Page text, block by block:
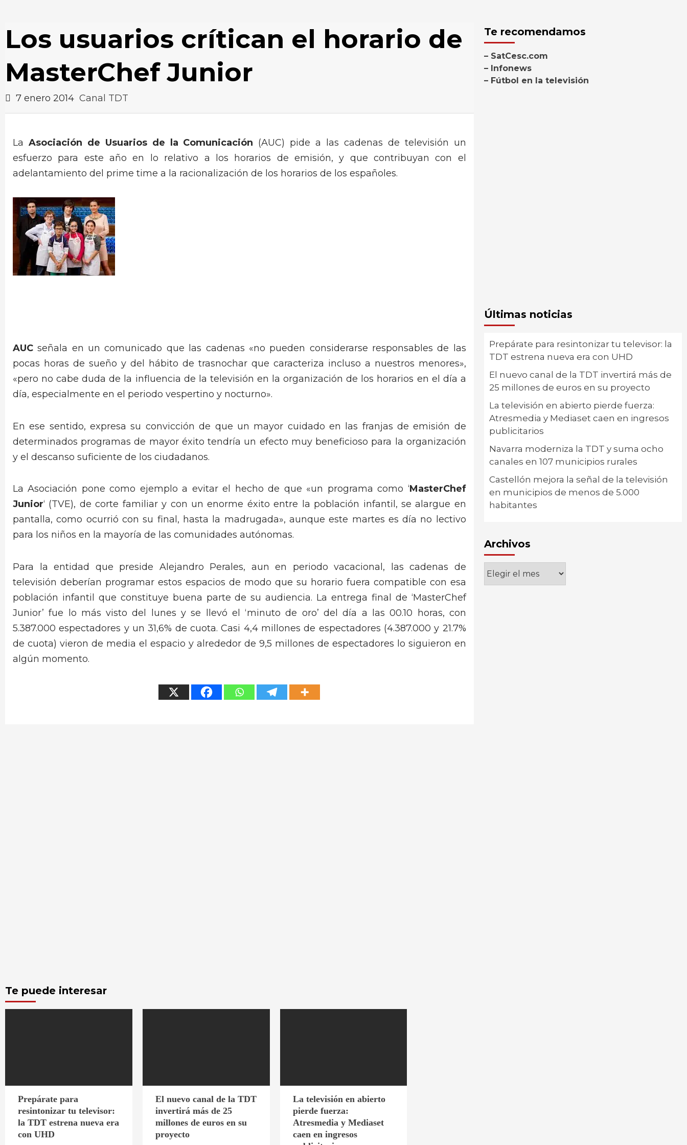
Los usuarios crítican el horario de
MasterChef Junior
7 enero 2014 Canal TDT
La Asociación de Usuarios de la Comunicación (AUC) pide a las cadenas de televisión un
esfuerzo para este año en lo relativo a los horarios de emisión, y que contribuyan con el
adelantamiento del prime time a la racionalización de los horarios de los españoles.
AUC señala en un comunicado que las cadenas «no pueden considerarse responsables de las
pocas horas de sueño y del hábito de trasnochar que caracteriza incluso a nuestros menores»,
«pero no cabe duda de la influencia de la televisión en la organización de los horarios en el día a
día, especialmente en el periodo vespertino y nocturno».
En ese sentido, expresa su convicción de que un mayor cuidado en las franjas de emisión de
determinados programas de mayor éxito tendría un efecto muy beneficioso para la organización
y el descanso suficiente de los ciudadanos.
La Asociación pone como ejemplo a evitar el hecho de que «un programa como ‘MasterChef
Junior‘ (TVE), de corte familiar y con un enorme éxito entre la población infantil, se alargue en
pantalla, como ocurrió con su final, hasta la madrugada», aunque este martes es día no lectivo
para los niños en la mayoría de las comunidades autónomas.
Para la entidad que preside Alejandro Perales, aun en periodo vacacional, las cadenas de
televisión deberían programar estos espacios de modo que su horario fuera compatible con esa
población infantil que constituye buena parte de su audiencia. La entrega final de ‘MasterChef
Junior’ fue lo más visto del lunes y se llevó el ‘minuto de oro’ del día a las 00.10 horas, con
5.387.000 espectadores y un 31,6% de cuota. Casi 4,4 millones de espectadores (4.387.000 y 21.7%
de cuota) vieron de media el espacio y alrededor de 9,5 millones de espectadores lo siguieron en
algún momento.
Te recomendamos
– SatCesc.com
– Infonews
– Fútbol en la televisión
Últimas noticias
Prepárate para resintonizar tu televisor: la
TDT estrena nueva era con UHD
El nuevo canal de la TDT invertirá más de
25 millones de euros en su proyecto
La televisión en abierto pierde fuerza:
Atresmedia y Mediaset caen en ingresos
publicitarios
Navarra moderniza la TDT y suma ocho
canales en 107 municipios rurales
Castellón mejora la señal de la televisión
en municipios de menos de 5.000
habitantes
Archivos
Archivos
Te puede interesar
Prepárate para
resintonizar tu televisor:
la TDT estrena nueva era
con UHD
El nuevo canal de la TDT
invertirá más de 25
millones de euros en su
proyecto
La televisión en abierto
pierde fuerza:
Atresmedia y Mediaset
caen en ingresos